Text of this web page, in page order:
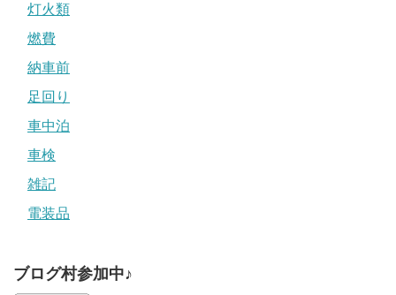
灯火類
燃費
納車前
足回り
車中泊
車検
雑記
電装品
ブログ村参加中♪